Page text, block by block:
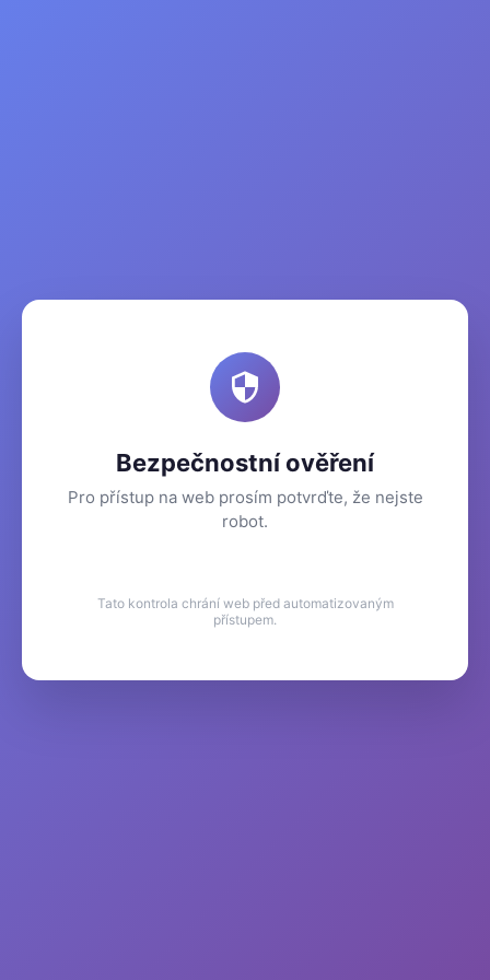
Bezpečnostní ověření
Pro přístup na web prosím potvrďte, že nejste
robot.
Tato kontrola chrání web před automatizovaným
přístupem.